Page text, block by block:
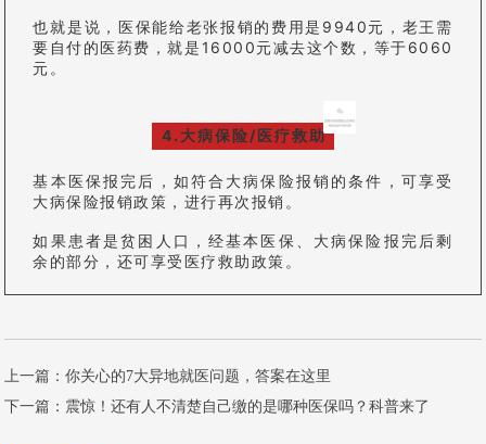
也就是说，医保能给老张报销的费用是 9940元 ，老王需
要自付的医药费，就是16000元减去这个数，等于6060
元 。
4.大病保险/医疗救助
基本医保报完后，如符合大病保险报销的条件，可享受
大病保险报销政策，进行再次报销。
如果患者是贫困人口，经基本医保、大病保险报完后剩
余的部分，还可享受医疗救助政策。
上一篇：你关心的7大异地就医问题，答案在这里
下一篇： 震惊！还有人不清楚自己缴的是哪种医保吗？科普来了